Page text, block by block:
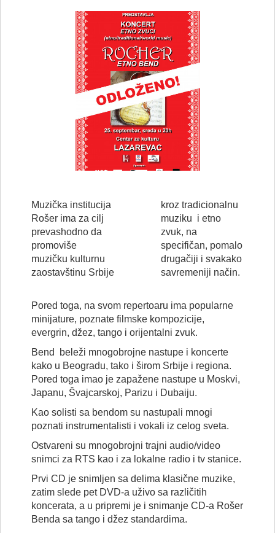
Muzička institucija
Rošer ima za cilj
prevashodno da
promoviše
muzičku kulturnu
zaostavštinu Srbije
kroz tradicionalnu
muziku i etno
zvuk, na
specifičan, pomalo
drugačiji i svakako
savremeniji način.
Pored toga, na svom repertoaru ima popularne
minijature, poznate filmske kompozicije,
evergrin, džez, tango i orijentalni zvuk.
Bend beleži mnogobrojne nastupe i koncerte
kako u Beogradu, tako i širom Srbije i regiona.
Pored toga imao je zapažene nastupe u Moskvi,
Japanu, Švajcarskoj, Parizu i Dubaiju.
Kao solisti sa bendom su nastupali mnogi
poznati instrumentalisti i vokali iz celog sveta.
Ostvareni su mnogobrojni trajni audio/video
snimci za RTS kao i za lokalne radio i tv stanice.
Prvi CD je snimljen sa delima klasične muzike,
zatim slede pet DVD-a uživo sa različitih
koncerata, a u pripremi je i snimanje CD-a Rošer
Benda sa tango i džez standardima.